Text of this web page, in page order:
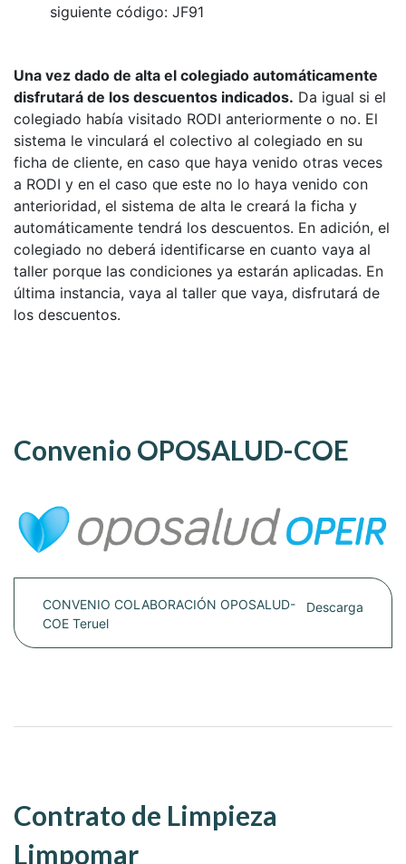
siguiente código: JF91
Una vez dado de alta el colegiado automáticamente
disfrutará de los descuentos indicados. Da igual si el
colegiado había visitado RODI anteriormente o no. El
sistema le vinculará el colectivo al colegiado en su
ficha de cliente, en caso que haya venido otras veces
a RODI y en el caso que este no lo haya venido con
anterioridad, el sistema de alta le creará la ficha y
automáticamente tendrá los descuentos. En adición, el
colegiado no deberá identificarse en cuanto vaya al
taller porque las condiciones ya estarán aplicadas. En
última instancia, vaya al taller que vaya, disfrutará de
los descuentos.
Convenio OPOSALUD-COE
CONVENIO COLABORACIÓN OPOSALUD-
COE Teruel
Descarga
Contrato de Limpieza
Limpomar